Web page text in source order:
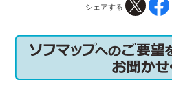
シェアする